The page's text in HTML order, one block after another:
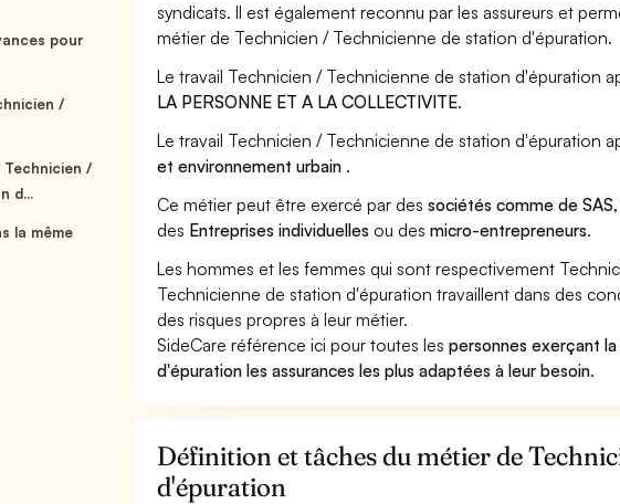
pour
/
Technicien /
d...
la même
syndicats. Il est également reconnu par les assureurs et
métier de Technicien / Technicienne de station d'épuration.
Le travail Technicien / Technicienne de station d'épuration
LA PERSONNE ET A LA COLLECTIVITE.
Le travail Technicien / Technicienne de station d'épuration
et environnement urbain .
Ce métier peut être exercé par dessociétés comme de
des Entreprises individuelles ou desmicro-entrepreneurs.
Les hommes et les femmes qui sont respectivement
Technicienne de station d'épuration travaillent dans des
des risques propres à leur métier.
SideCare référence ici pour toutes lespersonnes exerçant
d'épuration les assurances les plus adaptées à leur besoin.
Définition et tâches du métier de
d'épuration